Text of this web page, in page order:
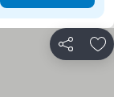
Partilhar